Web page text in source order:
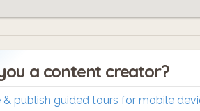
a content creator?
& publish guided tours for mobile